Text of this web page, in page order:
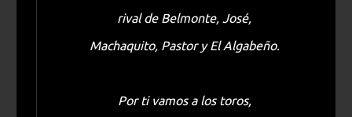
rival de Belmonte, José,
Machaquito, Pastor y El Algabeño.
Por ti vamos a los toros,